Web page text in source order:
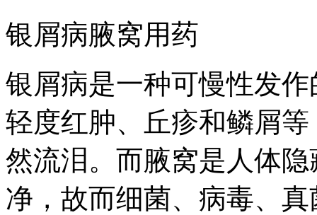
银屑病腋窝用药
银屑病是一种可慢性发
轻度红肿、丘疹和鳞屑
然流泪。而腋窝是人体
净，故而细菌、病毒、